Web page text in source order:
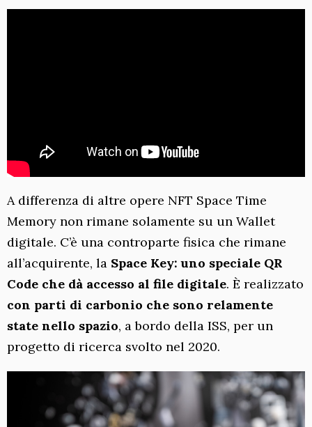
A differenza di altre opere NFT Space Time
Memory non rimane solamente su un Wallet
digitale. C’è una controparte fisica che rimane
all’acquirente, la Space Key: uno speciale QR
Code che dà accesso al file digitale. È realizzato
con parti di carbonio che sono relamente
state nello spazio, a bordo della ISS, per un
progetto di ricerca svolto nel 2020.